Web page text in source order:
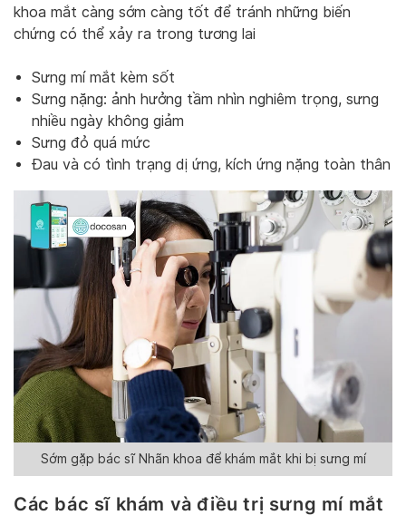
khoa mắt càng sớm càng tốt để tránh những biến
chứng có thể xảy ra trong tương lai
Sưng mí mắt kèm sốt
Sưng nặng: ảnh hưởng tầm nhìn nghiêm trọng, sưng
nhiều ngày không giảm
Sưng đỏ quá mức
Đau và có tình trạng dị ứng, kích ứng nặng toàn thân
Sớm gặp bác sĩ Nhãn khoa để khám mắt khi bị sưng mí
Các bác sĩ khám và điều trị sưng mí mắt